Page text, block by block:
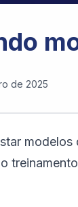
de 2025